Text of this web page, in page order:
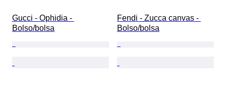
Gucci - Ophidia -
Bolso/bolsa
Fendi - Zucca canvas -
Bolso/bolsa